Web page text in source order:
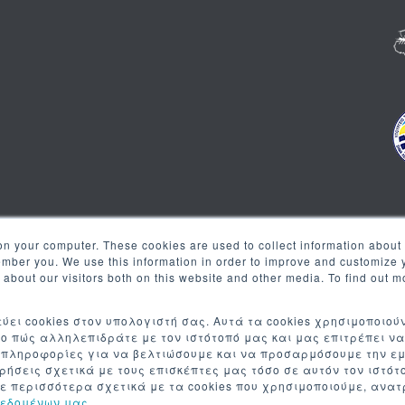
your computer. These cookies are used to collect information
you. We use this information in order to improve and customize
our visitors both on this website and other media. To find out
cookies στον υπολογιστή σας. Αυτά τα cookies
πώς αλληλεπιδράτε με τον ιστότοπό μας και μας επιτρέπει
πληροφορίες για να βελτιώσουμε και να προσαρμόσουμε την
σχετικά με τους επισκέπτες μας τόσο σε αυτόν τον
περισσότερα σχετικά με τα cookies που χρησιμοποιούμε,
μας
Λίστα